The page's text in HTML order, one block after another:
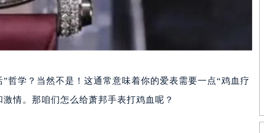
哲学？当然不是！这通常意味着你的爱表需要一点“鸡血疗
情。那咱们怎么给萧邦手表打鸡血呢？